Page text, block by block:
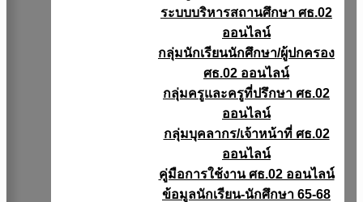
ระบบบริหารสถานศึกษา ศธ.02
ออนไลน์
กลุ่มนักเรียนนักศึกษา/ผู้ปกครอง
ศธ.02 ออนไลน์
กลุ่มครูและครูที่ปรึกษา ศธ.02
ออนไลน์
กลุ่มบุคลากร/เจ้าหน้าที่ ศธ.02
ออนไลน์
คู่มือการใช้งาน ศธ.02 ออนไลน์
ข้อมูลนักเรียน-นักศึกษา 65-68